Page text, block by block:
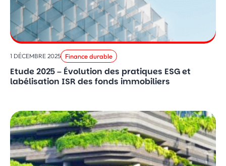
1 DÉCEMBRE 2025 Finance durable
Etude 2025 – Évolution des pratiques ESG et
labélisation ISR des fonds immobiliers